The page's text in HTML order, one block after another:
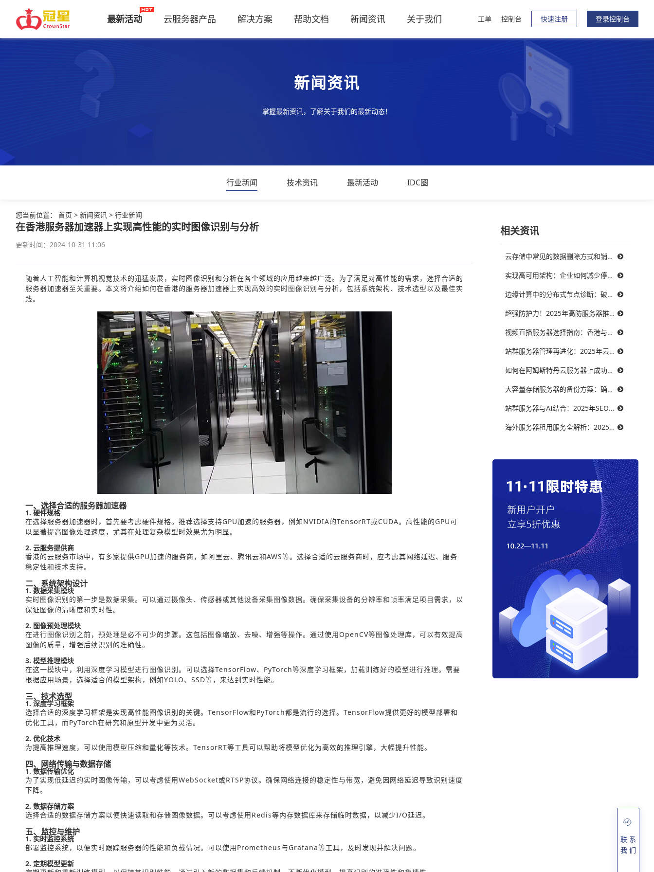
最新活动 云服务器产品 解决方案 帮助文档 新闻资讯 关于我们 工单 控制台 快速注册 登录控制台
新闻资讯
掌握最新资讯，了解关于我们的最新动态！
行业新闻 技术资讯 最新活动 IDC圈
您当前位置： 首页 > 新闻资讯 > 行业新闻
在香港服务器加速器上实现高性能的实时图像识别与分析
更新时间：2024-10-31 11:06
随着人工智能和计算机视觉技术的迅猛发展，实时图像识别和分析在各个领域的应用越来越广泛。为了满足对高性能的需求，选择合适的
服务器加速器至关重要。本文将介绍如何在香港的服务器加速器上实现高效的实时图像识别与分析，包括系统架构、技术选型以及最佳实
践。
一、选择合适的服务器加速器
1. 硬件规格
在选择服务器加速器时，首先要考虑硬件规格。推荐选择支持GPU加速的服务器，例如NVIDIA的TensorRT或CUDA。高性能的GPU可
以显著提高图像处理速度，尤其在处理复杂模型时效果尤为明显。
2. 云服务提供商
香港的云服务市场中，有多家提供GPU加速的服务商，如阿里云、腾讯云和AWS等。选择合适的云服务商时，应考虑其网络延迟、服务
稳定性和技术支持。
二、系统架构设计
1. 数据采集模块
实时图像识别的第一步是数据采集。可以通过摄像头、传感器或其他设备采集图像数据。确保采集设备的分辨率和帧率满足项目需求，以
保证图像的清晰度和实时性。
2. 图像预处理模块
在进行图像识别之前，预处理是必不可少的步骤。这包括图像缩放、去噪、增强等操作。通过使用OpenCV等图像处理库，可以有效提高
图像的质量，增强后续识别的准确性。
3. 模型推理模块
在这一模块中，利用深度学习模型进行图像识别。可以选择TensorFlow、PyTorch等深度学习框架，加载训练好的模型进行推理。需要
根据应用场景，选择适合的模型架构，例如YOLO、SSD等，来达到实时性能。
三、技术选型
1. 深度学习框架
选择合适的深度学习框架是实现高性能图像识别的关键。TensorFlow和PyTorch都是流行的选择。TensorFlow提供更好的模型部署和
优化工具，而PyTorch在研究和原型开发中更为灵活。
2. 优化技术
为提高推理速度，可以使用模型压缩和量化等技术。TensorRT等工具可以帮助将模型优化为高效的推理引擎，大幅提升性能。
四、网络传输与数据存储
1. 数据传输优化
为了实现低延迟的实时图像传输，可以考虑使用WebSocket或RTSP协议。确保网络连接的稳定性与带宽，避免因网络延迟导致识别速度
下降。
2. 数据存储方案
选择合适的数据存储方案以便快速读取和存储图像数据。可以考虑使用Redis等内存数据库来存储临时数据，以减少I/O延迟。
五、监控与维护
1. 实时监控系统
部署监控系统，以便实时跟踪服务器的性能和负载情况。可以使用Prometheus与Grafana等工具，及时发现并解决问题。
2. 定期模型更新
相关资讯
云存储中常见的数据删除方式和销毁策略
实现高可用架构：企业如何减少停机时间，提升业务连续性
边缘计算中的分布式节点诊断：破解三大难题，提升系统可靠性
超强防护力！2025年高防服务器推荐，保障你的在线服务不受威胁
视频直播服务器选择指南：香港与美国带宽对比，哪个更能满足需求？
站群服务器管理再进化：2025年云技术提升效率的最佳实践
如何在阿姆斯特丹云服务器上成功搭建智能制造系统？
大容量存储服务器的备份方案：确保数据安全无忧
站群服务器与AI结合：2025年SEO优化的未来趋势
海外服务器租用服务全解析：2025年十大优秀提供商推荐
联 系
我 们